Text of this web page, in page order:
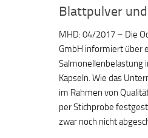
Blattpulver
MHD: 04/2017 – Die
GmbH informiert über
Salmonellenbelastung
Kapseln. Wie das
im Rahmen von
per Stichprobe
zwar noch nicht